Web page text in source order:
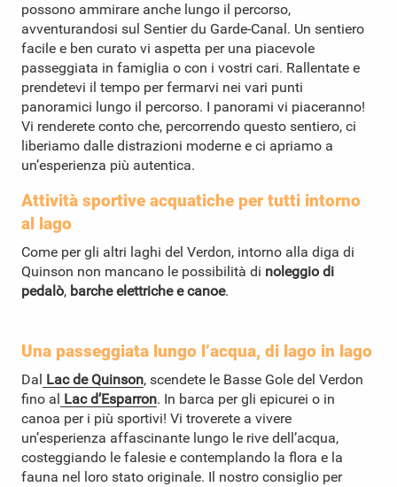
possono ammirare anche lungo il percorso,
avventurandosi sul Sentier du Garde-Canal. Un sentiero
facile e ben curato vi aspetta per una piacevole
passeggiata in famiglia o con i vostri cari. Rallentate e
prendetevi il tempo per fermarvi nei vari punti
panoramici lungo il percorso. I panorami vi piaceranno!
Vi renderete conto che, percorrendo questo sentiero, ci
liberiamo dalle distrazioni moderne e ci apriamo a
un’esperienza più autentica.
Attività sportive acquatiche per tutti intorno
al lago
Come per gli altri laghi del Verdon, intorno alla diga di
Quinson non mancano le possibilità di noleggio di
pedalò, barche elettriche e canoe.
Una passeggiata lungo l’acqua, di lago in lago
Dal Lac de Quinson, scendete le Basse Gole del Verdon
fino al Lacd’Esparron. In barca per gli epicurei o in
canoa per i più sportivi! Vi troverete a vivere
un’esperienza affascinante lungo le rive dell’acqua,
costeggiando le falesie e contemplando la flora e la
fauna nel loro stato originale. Il nostro consiglio per